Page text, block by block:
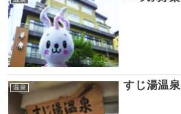
温泉 すじ湯温泉